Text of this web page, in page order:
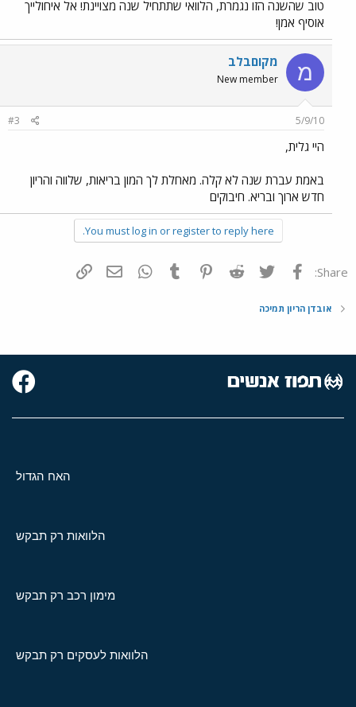
טוב שהשנה הזו נגמרת, הלוואי שתתחיל שנה מצויינת! אל איחולייך
אוסיף אמן!
מ מקוםבלב
New member
5/9/10
#3
היי גלית,
באמת עברת שנה לא קלה. מאחלת לך המון בריאות, שלווה והריון
חדש ארוך ובריא. חיבוקים
You must log in or register to reply here.
Share: פייסבוק Twitter
Reddit
Pinterest
Tumblr
WhatsAppדואר אלקטרוני
אובדן הריון תמיכה
האח הגדול
הלוואות רק תבקש
מימון רכב רק תבקש
הלוואות לעסקים רק תבקש